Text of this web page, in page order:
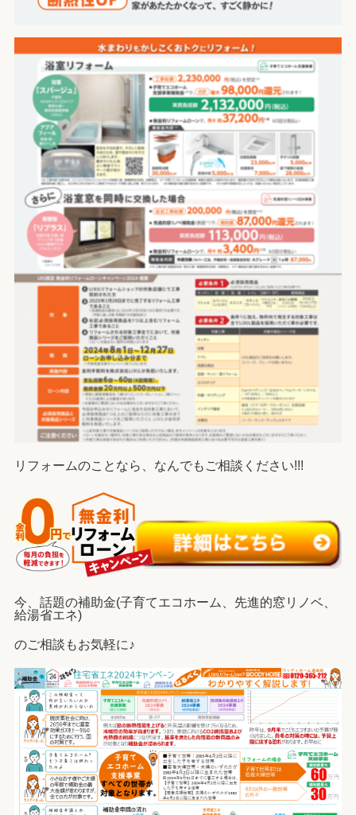
リフォームのことなら、なんでもご相談ください!!!
今、話題の補助金(子育てエコホーム、先進的窓リノベ、
給湯省エネ)
のご相談もお気軽に♪